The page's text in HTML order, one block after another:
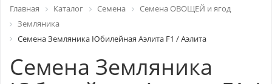
Главная Каталог Семена
Семена ОВОЩЕЙ и ягод
Земляника
Семена Земляника Юбилейная Аэлита F1 / Аэлита
Семена Земляника